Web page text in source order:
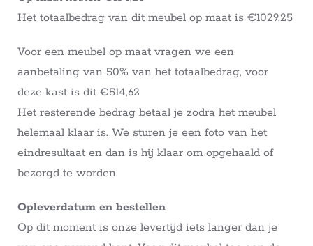
Het totaalbedrag van dit meubel op maat is €1029,25
Voor een meubel op maat vragen we een
aanbetaling van 50% van het totaalbedrag, voor
deze kast is dit €514,62
Het resterende bedrag betaal je zodra het meubel
helemaal klaar is. We sturen je een foto van het
eindresultaat en dan is hij klaar om opgehaald of
bezorgd te worden.
Opleverdatum en bestellen
Op dit moment is onze levertijd iets langer dan je